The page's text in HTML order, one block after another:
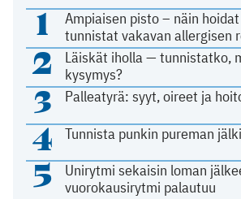
1
Ampiaisen pisto – näin
tunnistat vakavan allergisen
2
Läiskät iholla — tunnistatko,
kysymys?
3 Palleatyrä: syyt, oireet ja
4 Tunnista punkin pureman jälki
5
Unirytmi sekaisin loman
vuorokausirytmi palautuu